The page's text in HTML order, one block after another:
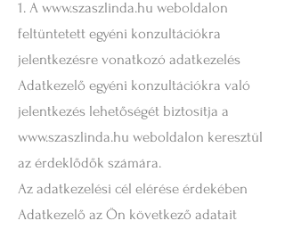
1. A www.szaszlinda.hu weboldalon
feltüntetett egyéni konzultációkra
jelentkezésre vonatkozó adatkezelés
Adatkezelő egyéni konzultációkra való
jelentkezés lehetőségét biztosítja a
www.szaszlinda.hu weboldalon keresztül
az érdeklődők számára.
Az adatkezelési cél elérése érdekében
Adatkezelő az Ön következő adatait